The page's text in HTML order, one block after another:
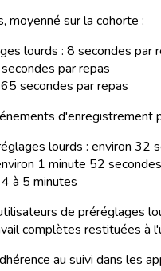
moyenné sur la cohorte :
lourds : 8 secondes par
par repas
65 secondes par repas
d'enregistrement
lourds : environ 32
1 minute 52 secondes
4 à 5 minutes
de préréglages
complètes restituées à
au suivi dans les